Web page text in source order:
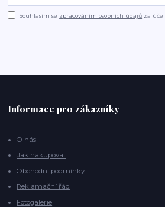
Souhlasím se zpracováním osobních údajů za
Informace pro zákazníky
O nás
Jak nakupovat
Obchodní podmínky
Reklamační řád
Fotogalerie